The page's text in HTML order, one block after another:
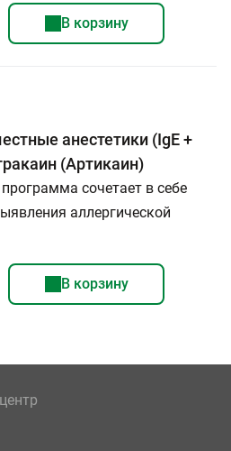
В корзину
анестетики (IgE +
(Артикаин)
сочетает в себе
аллергической
В корзину